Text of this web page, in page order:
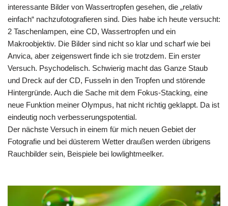
interessante Bilder von Wassertropfen gesehen, die „relativ
einfach“ nachzufotografieren sind. Dies habe ich heute versucht:
2 Taschenlampen, eine CD, Wassertropfen und ein
Makroobjektiv. Die Bilder sind nicht so klar und scharf wie bei
Anvica, aber zeigenswert finde ich sie trotzdem. Ein erster
Versuch. Psychodelisch. Schwierig macht das Ganze Staub
und Dreck auf der CD, Fusseln in den Tropfen und störende
Hintergründe. Auch die Sache mit dem Fokus-Stacking, eine
neue Funktion meiner Olympus, hat nicht richtig geklappt. Da ist
eindeutig noch verbesserungspotential.
Der nächste Versuch in einem für mich neuen Gebiet der
Fotografie und bei düsterem Wetter draußen werden übrigens
Rauchbilder sein, Beispiele bei lowlightmeelker.